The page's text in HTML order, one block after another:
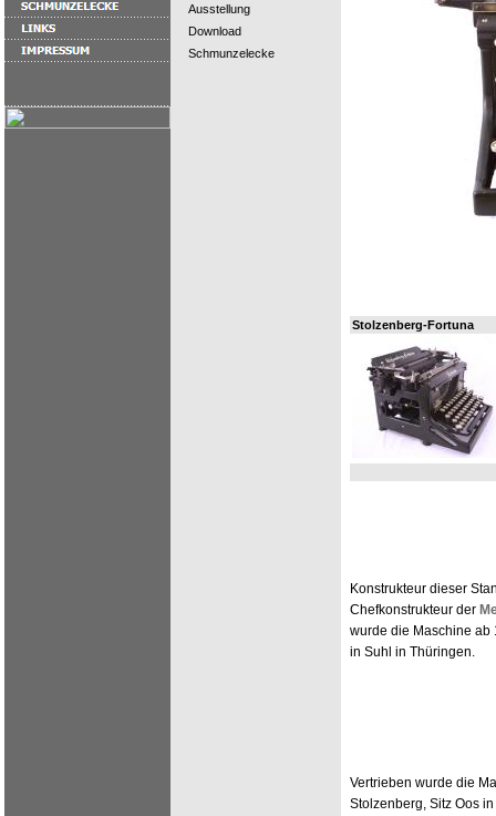
Ausstellung
Download
Schmunzelecke
Stolzenberg-Fortuna
Konstrukteur dieser
Chefkonstrukteur der
wurde die Maschine ab
in Suhl in Thüringen.
Vertrieben wurde die
Stolzenberg, Sitz Oos